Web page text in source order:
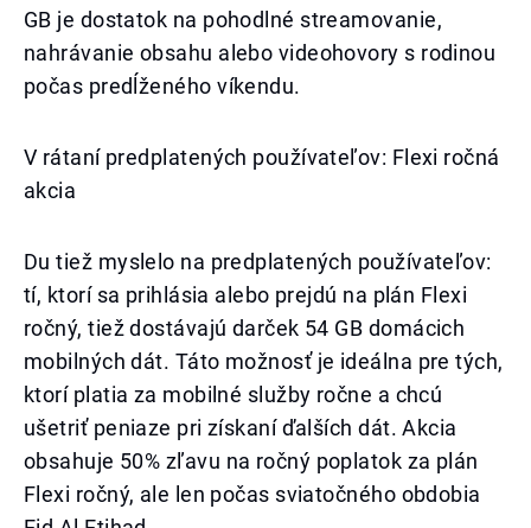
GB je dostatok na pohodlné streamovanie,
nahrávanie obsahu alebo videohovory s rodinou
počas predĺženého víkendu.
V rátaní predplatených používateľov: Flexi ročná
akcia
Du tiež myslelo na predplatených používateľov:
tí, ktorí sa prihlásia alebo prejdú na plán Flexi
ročný, tiež dostávajú darček 54 GB domácich
mobilných dát. Táto možnosť je ideálna pre tých,
ktorí platia za mobilné služby ročne a chcú
ušetriť peniaze pri získaní ďalších dát. Akcia
obsahuje 50% zľavu na ročný poplatok za plán
Flexi ročný, ale len počas sviatočného obdobia